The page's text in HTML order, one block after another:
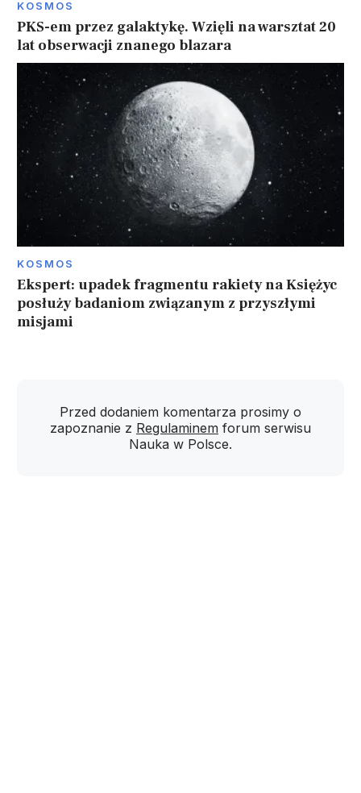
KOSMOS
PKS-em przez galaktykę. Wzięli na warsztat 20
lat obserwacji znanego blazara
KOSMOS
Ekspert: upadek fragmentu rakiety na Księżyc
posłuży badaniom związanym z przyszłymi
misjami
Przed dodaniem komentarza prosimy o
zapoznanie z Regulaminem forum serwisu
Nauka w Polsce.